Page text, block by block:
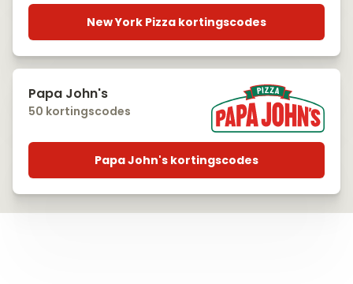
New York Pizza kortingscodes
Papa John's
50 kortingscodes
Papa John's kortingscodes